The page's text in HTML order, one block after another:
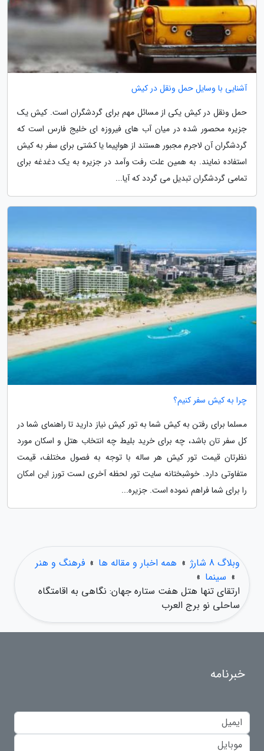
آشنایی با وسایل حمل ونقل در کیش
حمل ونقل در کیش یکی از مسائل مهم برای گردشگران است. کیش یک
جزیره محصور شده در میان آب های فیروزه ای خلیج فارس است که
گردشگران آن لاجرم مجبور هستند از هواپیما یا کشتی برای سفر به کیش
استفاده نمایند. به همین علت رفت وآمد در جزیره به یک دغدغه برای
تمامی گردشگران تبدیل می گردد که آیا...
چرا به کیش سفر کنیم؟
مسلما برای رفتن به کیش شما به تور کیش نیاز دارید تا راهنمای شما در
کل سفر تان باشد، چه برای خرید بلیط چه انتخاب هتل و اسکان مورد
نظرتان قیمت تور کیش هر ساله با توجه به فصول مختلف، قیمت
متفاوتی دارد. خوشبختانه سایت تور لحظه آخری لست تورز این امکان
را برای شما فراهم نموده است. جزیره...
وبلاگ 8 شارژ » همه اخبار و مقاله ها » فرهنگ و هنر
» سینما »
ارتقای تنها هتل هفت ستاره جهان: نگاهی به اقامتگاه
ساحلی نو برج العرب
خبرنامه